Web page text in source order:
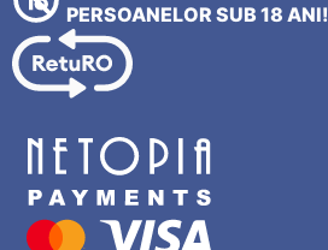
PERSOANELOR SUB 18 ANI!